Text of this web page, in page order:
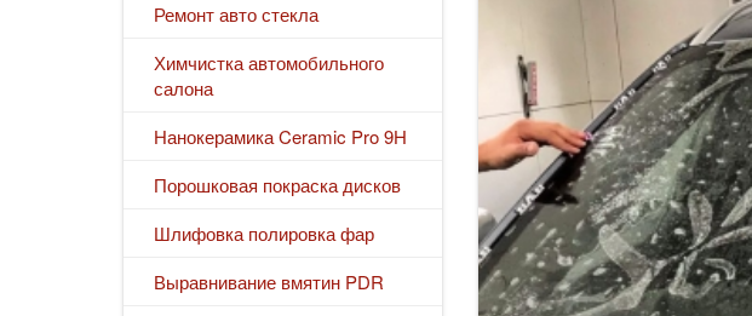
Ремонт авто стекла
Химчистка автомобильного
салона
Нанокерамика Ceramic Pro 9H
Порошковая покраска дисков
Шлифовка полировка фар
Выравнивание вмятин PDR